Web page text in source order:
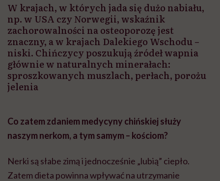
W krajach, w których jada się dużo nabiału,
np. w USA czy Norwegii, wskaźnik
zachorowalności na osteoporozę jest
znaczny, a w krajach Dalekiego Wschodu –
niski. Chińczycy poszukują źródeł wapnia
głównie w naturalnych minerałach:
sproszkowanych muszlach, perłach, porożu
jelenia
Co zatem zdaniem medycyny chińskiej służy
naszym nerkom, a tym samym – kościom?
Nerki są słabe zimą i jednocześnie „lubią” ciepło.
Zatem dieta powinna wpływać na utrzymanie